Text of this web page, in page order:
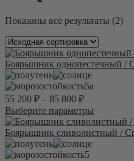
Показаны все результаты (2)
Боярышник однопестечный /
5а
55 200 ₽ – 85 800 ₽
Выберите параметры
товар
имеет
Боярышник сливолистный /
5